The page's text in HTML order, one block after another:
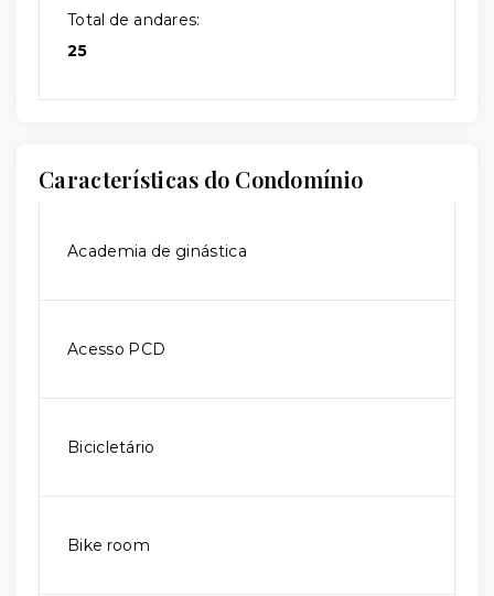
Total de andares:
25
Características do Condomínio
Academia de ginástica
Acesso PCD
Bicicletário
Bike room